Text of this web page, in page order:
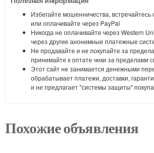
Избегайте мошенничества,
или оплачивайте через PayPal
Никогда не оплачивайте через Western
через другие анонимные платежные
Не продавайте и не покупайте за
принимайте к оптате чеки за пределами
Этот сайт не занимается денежными
обрабатывает платежи, доставки,
и не предлагает "системы защиты"
Похожие объявления